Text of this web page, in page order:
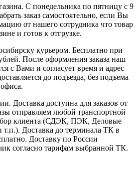
С понедельника по пятницу с 9
заказ самостоятельно, если Вы
от нашего сотрудника что товар
и готов к отгрузке.
курьером. Бесплатно при
После оформления заказа наш
с Вами и согласует время и адрес
до подъезда, без подъема
Доставка доступна для заказов от
отправляем любой транспортной
клиента (СДЭК, ПЭК, Деловые
Доставка до терминала ТК в
Доставку по России
согласно тарифам выбранной ТК.